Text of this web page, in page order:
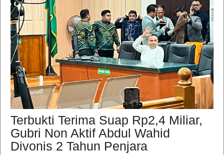
Terbukti Terima Suap Rp2,4 Miliar,
Gubri Non Aktif Abdul Wahid
Divonis 2 Tahun Penjara